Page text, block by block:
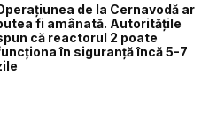
de la Cernavodă ar
fi amânată. Autoritățile
că reactorul 2 poate
în siguranță încă 5-7